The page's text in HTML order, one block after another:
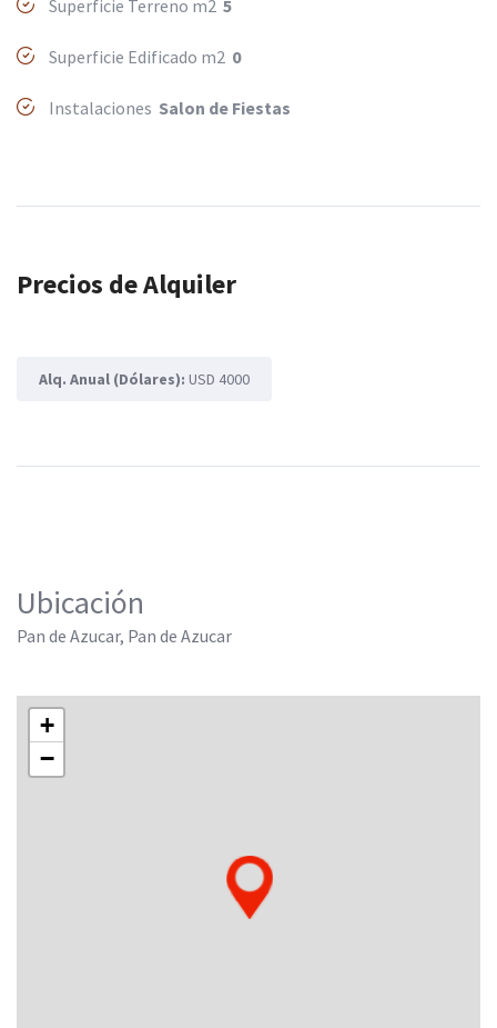
Superficie Terreno m2 5
Superficie Edificado m2 0
Instalaciones Salon de Fiestas
Precios de Alquiler
Alq. Anual (Dólares): USD 4000
Ubicación
Pan de Azucar, Pan de Azucar
+
−